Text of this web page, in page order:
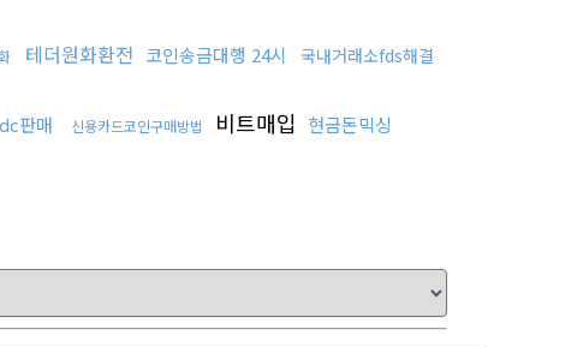
테더원화환전 코인송금대행 24시
국내거래소fds해결
판매 신용카드코인구매방법 비트매입 현금돈믹싱